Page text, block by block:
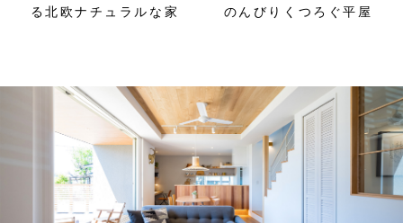
る北欧ナチュラルな家
のんびりくつろぐ平屋